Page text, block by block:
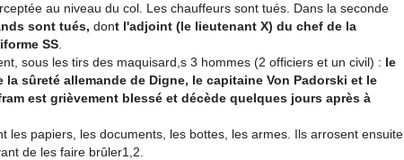
au niveau du col. Les chauffeurs sont tués. Dans la seconde
sont tués, dont l'adjoint (le lieutenant X) du chef de la
SS
sous les tirs des maquisard,s 3 hommes (2 officiers et un civil) : le
la sûreté allemande de Digne, le capitaine Von Padorski et le
est grièvement blessé et décède quelques jours après à
les papiers, les documents, les bottes, les armes. Ils arrosent ensuite
de les faire brûler1,2.